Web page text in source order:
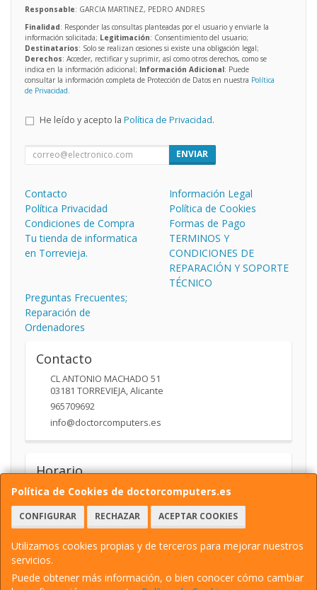
Política de Cookies de doctorcomputers.es
CONFIGURAR RECHAZAR ACEPTAR COOKIES
Utilizamos cookies propias y de terceros para mejorar nuestros
servicios.
Puede obtener más información, o bien conocer cómo cambiar
Responsable: GARCIA MARTINEZ, PEDRO ANDRES
Finalidad: Responder las consultas planteadas por el usuario y enviarle la
información solicitada; Legitimación: Consentimiento del usuario;
Destinatarios: Solo se realizan cesiones si existe una obligación legal;
Derechos: Acceder, rectificar y suprimir, así como otros derechos, como se
indica en la información adicional; Información Adicional: Puede
consultar la información completa de Protección de Datos en nuestra Política
de Privacidad
He leído y acepto la Política de Privacidad.
ENVIAR
Contacto
Información Legal
Política Privacidad
Política de Cookies
Condiciones de Compra
Formas de Pago
Tu tienda de informatica
en Torrevieja.
TERMINOS Y
CONDICIONES DE
REPARACIÓN Y SOPORTE
TÉCNICO
Preguntas Frecuentes;
Reparación de
Ordenadores
Contacto
CL ANTONIO MACHADO 51
03181 TORREVIEJA,Alicante
965709692
info@doctorcomputers.es
Horario
10:00- 14:00 17:30 -19:30